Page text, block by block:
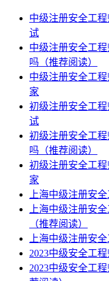
中级注册安全工
试
中级注册安全工
吗（推荐阅读）
中级注册安全工
家
初级注册安全工
试
初级注册安全工
吗（推荐阅读）
初级注册安全工
家
上海中级注册安
上海中级注册安
（推荐阅读）
上海中级注册安
2023中级安全工
2023中级安全工